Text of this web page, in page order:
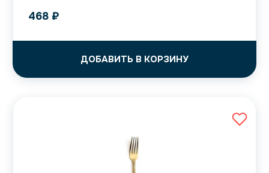
468 ₽
ДОБАВИТЬ В КОРЗИНУ